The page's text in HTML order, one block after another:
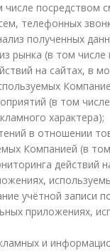
числе посредством
телефонных
полученных
рынка (в том
на сайтах, в
(в том
характера);
в отношении
Компанией (в
действий
учётной записи
приложениях,
и